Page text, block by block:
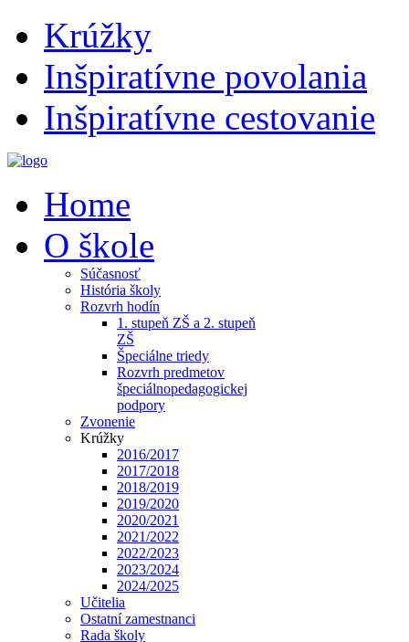
Krúžky
Inšpiratívne povolania
Inšpiratívne cestovanie
Home
O škole
Súčasnosť
História školy
Rozvrh hodín
1. stupeň ZŠ a 2. stupeň
ZŠ
Špeciálne triedy
Rozvrh predmetov
špeciálnopedagogickej
podpory
Zvonenie
Krúžky
2016/2017
2017/2018
2018/2019
2019/2020
2020/2021
2021/2022
2022/2023
2023/2024
2024/2025
Učitelia
Ostatní zamestnanci
Rada školy